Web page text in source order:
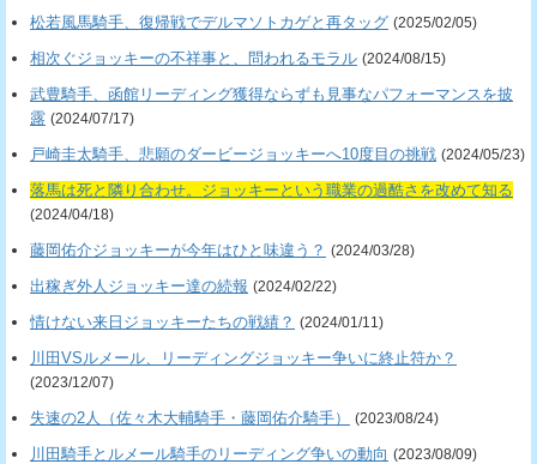
松若風馬騎手、復帰戦でデルマソトカゲと再タッグ (2025/02/05)
相次ぐジョッキーの不祥事と、問われるモラル (2024/08/15)
武豊騎手、函館リーディング獲得ならずも見事なパフォーマンスを披
露 (2024/07/17)
戸崎圭太騎手、悲願のダービージョッキーへ10度目の挑戦 (2024/05/23)
落馬は死と隣り合わせ。ジョッキーという職業の過酷さを改めて知る
(2024/04/18)
藤岡佑介ジョッキーが今年はひと味違う？ (2024/03/28)
出稼ぎ外人ジョッキー達の続報 (2024/02/22)
情けない来日ジョッキーたちの戦績？ (2024/01/11)
川田VSルメール、リーディングジョッキー争いに終止符か？
(2023/12/07)
失速の2人（佐々木大輔騎手・藤岡佑介騎手） (2023/08/24)
川田騎手とルメール騎手のリーディング争いの動向 (2023/08/09)